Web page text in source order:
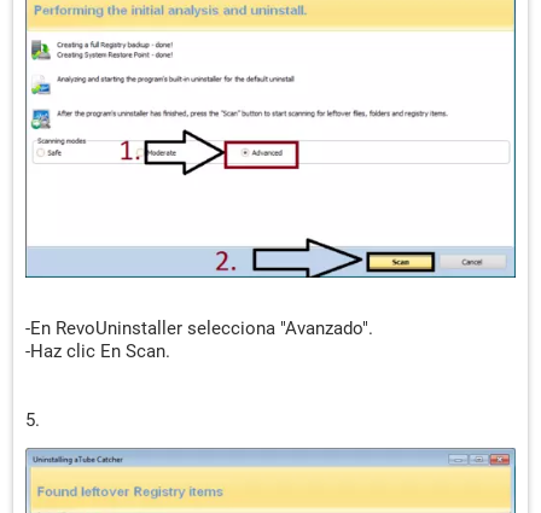
-En RevoUninstaller selecciona "Avanzado".
-Haz clic En Scan.
5.